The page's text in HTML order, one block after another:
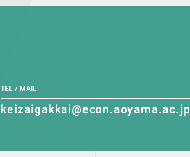
TEL / MAIL
keizaigakkai@econ.aoyama.ac.jp